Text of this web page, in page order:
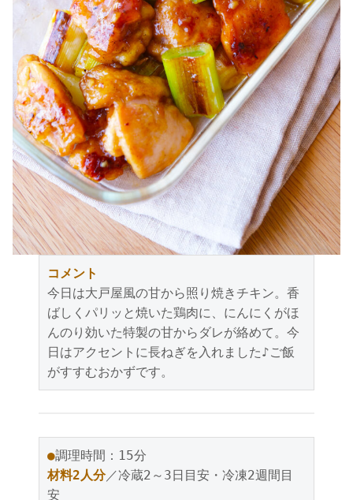
コメント
今日は大戸屋風の甘から照り焼きチキン。香
ばしくパリッと焼いた鶏肉に、にんにくがほ
んのり効いた特製の甘からダレが絡めて。今
日はアクセントに長ねぎを入れました♪ご飯
がすすむおかずです。
●
材料2人分／冷蔵2～3日目安・冷凍2週間目
安